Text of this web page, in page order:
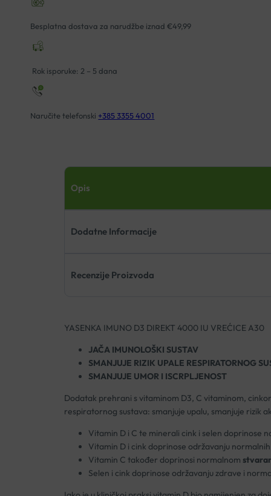
4000IU
VREĆICE
količina
Besplatna dostava za narudžbe iznad €49,99
Rok isporuke: 2 – 5 dana
Naručite telefonski +385 3355 4001
Opis
Dodatne Informacije
Recenzije Proizvoda
YASENKA IMUNO D3 DIREKT 4000 IU VREĆICE A30
JAČA IMUNOLOŠKI SUSTAV
SMANJUJE RIZIK UPALE RESPIRATORNOG
SMANJUJE UMOR I ISCRPLJENOST
Dodatak prehrani s vitaminom D3, C vitaminom,
respiratornog sustava: smanjuje upalu, smanjuje rizik
Vitamin D i C te minerali cink i selen doprinose
Vitamin D i cink doprinose održavanju normalnih
Vitamin C također doprinosi normalnom
Selen i cink doprinose održavanju zdrave i